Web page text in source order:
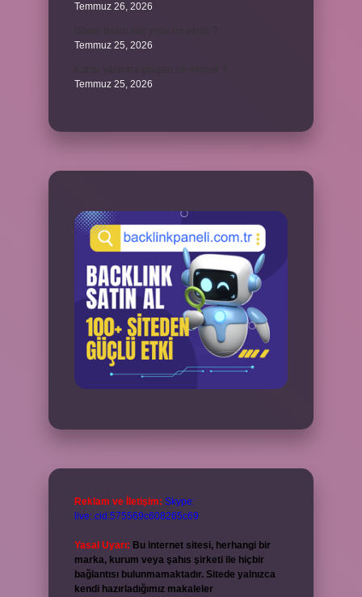
Temmuz 26, 2026
Temmuz 25, 2026
Temmuz 25, 2026
Reklam ve İletişim: Skype:
live:.cid.575569c608265c69
Yasal Uyarı: Bu internet sitesi, herhangi bir
marka, kurum veya şahıs şirketi ile hiçbir
bağlantısı bulunmamaktadır. Sitede yalnızca
kendi hazırladığımız makaleler